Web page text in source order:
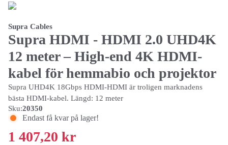
Supra Cables
Supra HDMI - HDMI 2.0 UHD4K
12 meter – High-end 4K HDMI-
kabel för hemmabio och projektor
Supra UHD4K 18Gbps HDMI-HDMI är troligen marknadens
bästa HDMI-kabel. Längd: 12 meter
Sku:20350
Endast få kvar på lager!
1 407,20 kr